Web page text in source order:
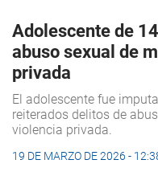
Adolescente de
abuso sexual de
privada
El adolescente fue
reiterados delitos de
violencia privada.
19 DE MARZO DE 2026 -